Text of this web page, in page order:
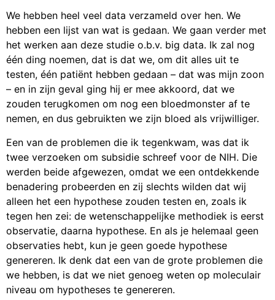
We hebben heel veel data verzameld over hen. We
hebben een lijst van wat is gedaan. We gaan verder met
het werken aan deze studie o.b.v. big data. Ik zal nog
één ding noemen, dat is dat we, om dit alles uit te
testen, één patiënt hebben gedaan – dat was mijn zoon
– en in zijn geval ging hij er mee akkoord, dat we
zouden terugkomen om nog een bloedmonster af te
nemen, en dus gebruikten we zijn bloed als vrijwilliger.
Een van de problemen die ik tegenkwam, was dat ik
twee verzoeken om subsidie schreef voor de NIH. Die
werden beide afgewezen, omdat we een ontdekkende
benadering probeerden en zij slechts wilden dat wij
alleen het een hypothese zouden testen en, zoals ik
tegen hen zei: de wetenschappelijke methodiek is eerst
observatie, daarna hypothese. En als je helemaal geen
observaties hebt, kun je geen goede hypothese
genereren. Ik denk dat een van de grote problemen die
we hebben, is dat we niet genoeg weten op moleculair
niveau om hypotheses te genereren.